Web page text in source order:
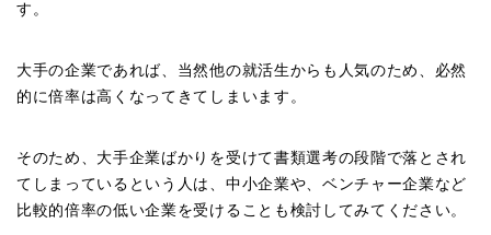
す。
大手の企業であれば、当然他の就活生からも人気のため、必然
的に倍率は高くなってきてしまいます。
そのため、大手企業ばかりを受けて書類選考の段階で落とされ
てしまっているという人は、中小企業や、ベンチャー企業など
比較的倍率の低い企業を受けることも検討してみてください。